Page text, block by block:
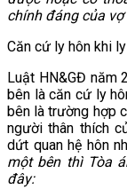
chính đáng của vợ
Căn cứ ly hôn khi
Luật HN&GĐ năm
bên là căn cứ ly
bên là trường hợp
người thân thích
dứt quan hệ hôn
một bên thì Tòa
đây: